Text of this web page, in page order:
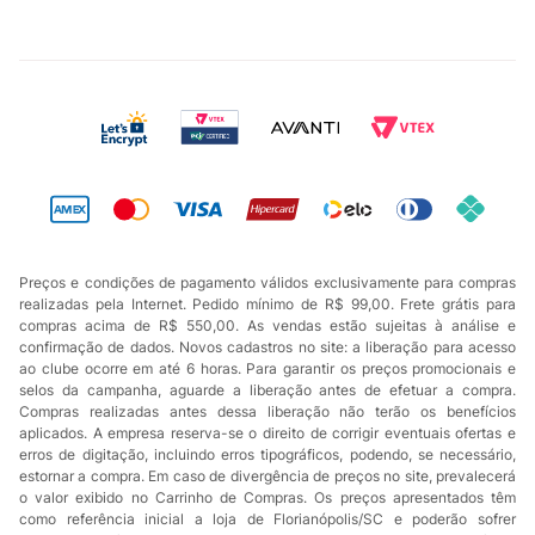
Preços e condições de pagamento válidos exclusivamente para compras
realizadas pela Internet. Pedido mínimo de R$ 99,00. Frete grátis para
compras acima de R$ 550,00. As vendas estão sujeitas à análise e
confirmação de dados. Novos cadastros no site: a liberação para acesso
ao clube ocorre em até 6 horas. Para garantir os preços promocionais e
selos da campanha, aguarde a liberação antes de efetuar a compra.
Compras realizadas antes dessa liberação não terão os benefícios
aplicados. A empresa reserva-se o direito de corrigir eventuais ofertas e
erros de digitação, incluindo erros tipográficos, podendo, se necessário,
estornar a compra. Em caso de divergência de preços no site, prevalecerá
o valor exibido no Carrinho de Compras. Os preços apresentados têm
como referência inicial a loja de Florianópolis/SC e poderão sofrer